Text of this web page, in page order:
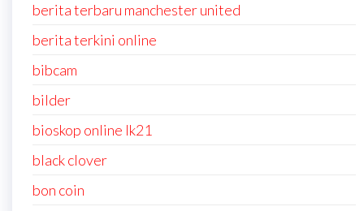
berita terbaru manchester united
berita terkini online
bibcam
bilder
bioskop online lk21
black clover
bon coin